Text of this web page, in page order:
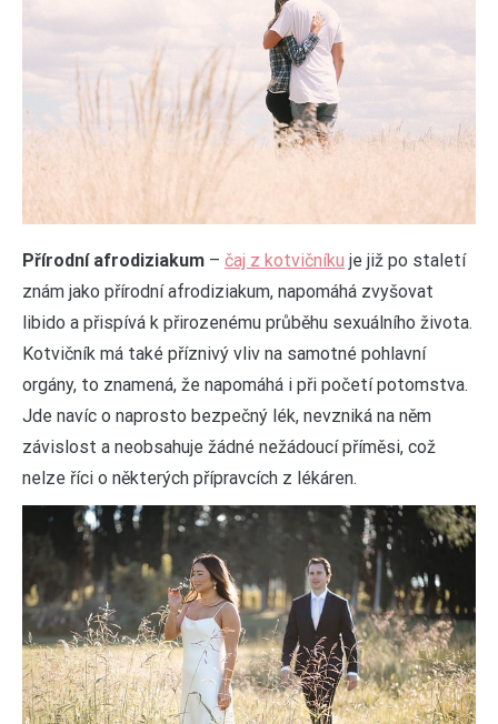
Přírodní afrodiziakum – čaj z kotvičníku je již po staletí
znám jako přírodní afrodiziakum, napomáhá zvyšovat
libido a přispívá k přirozenému průběhu sexuálního života.
Kotvičník má také příznivý vliv na samotné pohlavní
orgány, to znamená, že napomáhá i při početí potomstva.
Jde navíc o naprosto bezpečný lék, nevzniká na něm
závislost a neobsahuje žádné nežádoucí příměsi, což
nelze říci o některých přípravcích z lékáren.